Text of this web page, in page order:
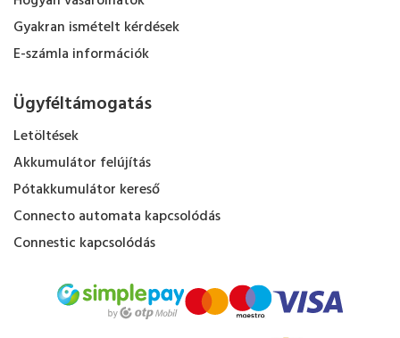
Gyakran ismételt kérdések
E-számla információk
Ügyféltámogatás
Letöltések
Akkumulátor felújítás
Pótakkumulátor kereső
Connecto automata kapcsolódás
Connestic kapcsolódás